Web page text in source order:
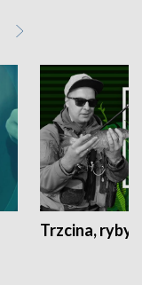
Trzcina, ryby